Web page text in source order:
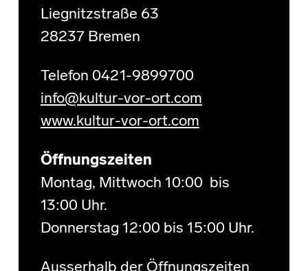
Liegnitzstraße 63
28237 Bremen
Telefon 0421-9899700
info@kultur-vor-ort.com
www.kultur-vor-ort.com
Öffnungszeiten
Montag, Mittwoch 10:00 bis
13:00 Uhr.
Donnerstag 12:00 bis 15:00 Uhr.
Ausserhalb der Öffnungszeiten